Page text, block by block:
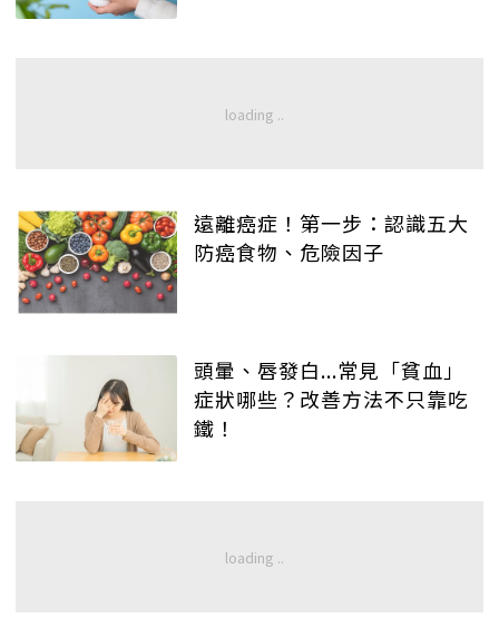
遠離癌症！第一步：認識五大
防癌食物、危險因子
頭暈、唇發白...常見「貧血」
症狀哪些？改善方法不只靠吃
鐵！